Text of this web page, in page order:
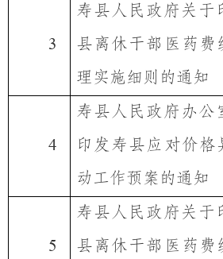
3
寿县人民政府关于
县离休干部医药费
理实施细则的通知
4
寿县人民政府办公
印发寿县应对价格
动工作预案的通知
5
寿县人民政府关于
县离休干部医药费